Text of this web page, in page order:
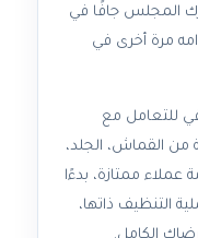
المجلس جافًا في
مرة أخرى في
للتعامل مع
القماش، الجلد،
عملاء ممتازة، بدءًا
التنظيف ذاتها،